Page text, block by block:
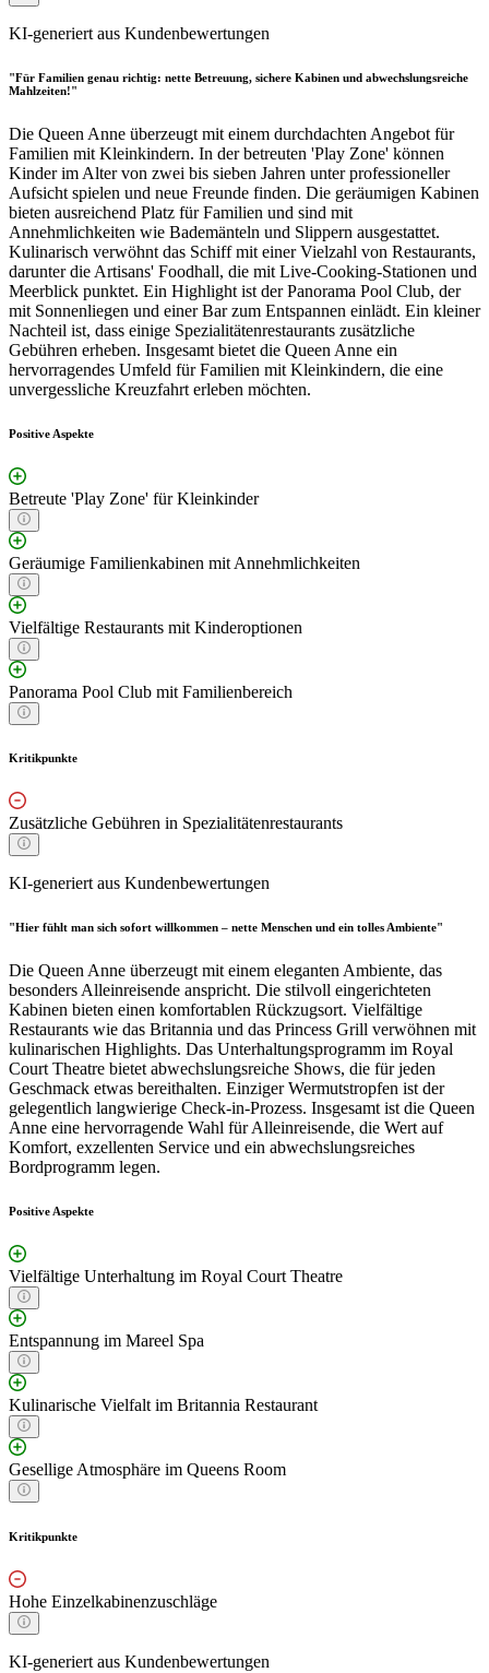
KI-generiert aus Kundenbewertungen
"Für Familien genau richtig: nette Betreuung, sichere Kabinen und abwechslungsreiche
Mahlzeiten!"
Die Queen Anne überzeugt mit einem durchdachten Angebot für
Familien mit Kleinkindern. In der betreuten 'Play Zone' können
Kinder im Alter von zwei bis sieben Jahren unter professioneller
Aufsicht spielen und neue Freunde finden. Die geräumigen Kabinen
bieten ausreichend Platz für Familien und sind mit
Annehmlichkeiten wie Bademänteln und Slippern ausgestattet.
Kulinarisch verwöhnt das Schiff mit einer Vielzahl von Restaurants,
darunter die Artisans' Foodhall, die mit Live-Cooking-Stationen und
Meerblick punktet. Ein Highlight ist der Panorama Pool Club, der
mit Sonnenliegen und einer Bar zum Entspannen einlädt. Ein kleiner
Nachteil ist, dass einige Spezialitätenrestaurants zusätzliche
Gebühren erheben. Insgesamt bietet die Queen Anne ein
hervorragendes Umfeld für Familien mit Kleinkindern, die eine
unvergessliche Kreuzfahrt erleben möchten.
Positive Aspekte
Betreute 'Play Zone' für Kleinkinder
Geräumige Familienkabinen mit Annehmlichkeiten
Vielfältige Restaurants mit Kinderoptionen
Panorama Pool Club mit Familienbereich
Kritikpunkte
Zusätzliche Gebühren in Spezialitätenrestaurants
KI-generiert aus Kundenbewertungen
"Hier fühlt man sich sofort willkommen – nette Menschen und ein tolles Ambiente"
Die Queen Anne überzeugt mit einem eleganten Ambiente, das
besonders Alleinreisende anspricht. Die stilvoll eingerichteten
Kabinen bieten einen komfortablen Rückzugsort. Vielfältige
Restaurants wie das Britannia und das Princess Grill verwöhnen mit
kulinarischen Highlights. Das Unterhaltungsprogramm im Royal
Court Theatre bietet abwechslungsreiche Shows, die für jeden
Geschmack etwas bereithalten. Einziger Wermutstropfen ist der
gelegentlich langwierige Check-in-Prozess. Insgesamt ist die Queen
Anne eine hervorragende Wahl für Alleinreisende, die Wert auf
Komfort, exzellenten Service und ein abwechslungsreiches
Bordprogramm legen.
Positive Aspekte
Vielfältige Unterhaltung im Royal Court Theatre
Entspannung im Mareel Spa
Kulinarische Vielfalt im Britannia Restaurant
Gesellige Atmosphäre im Queens Room
Kritikpunkte
Hohe Einzelkabinenzuschläge
KI-generiert aus Kundenbewertungen